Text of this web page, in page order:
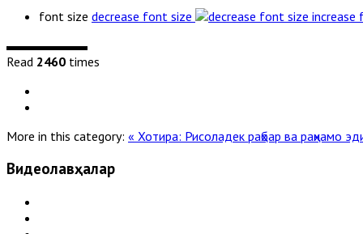
font size decrease font size increase
Read 2460 times
More in this category: « Хотира: Рисоладек раҳбар ва раҳнамо
Видеолавҳалар